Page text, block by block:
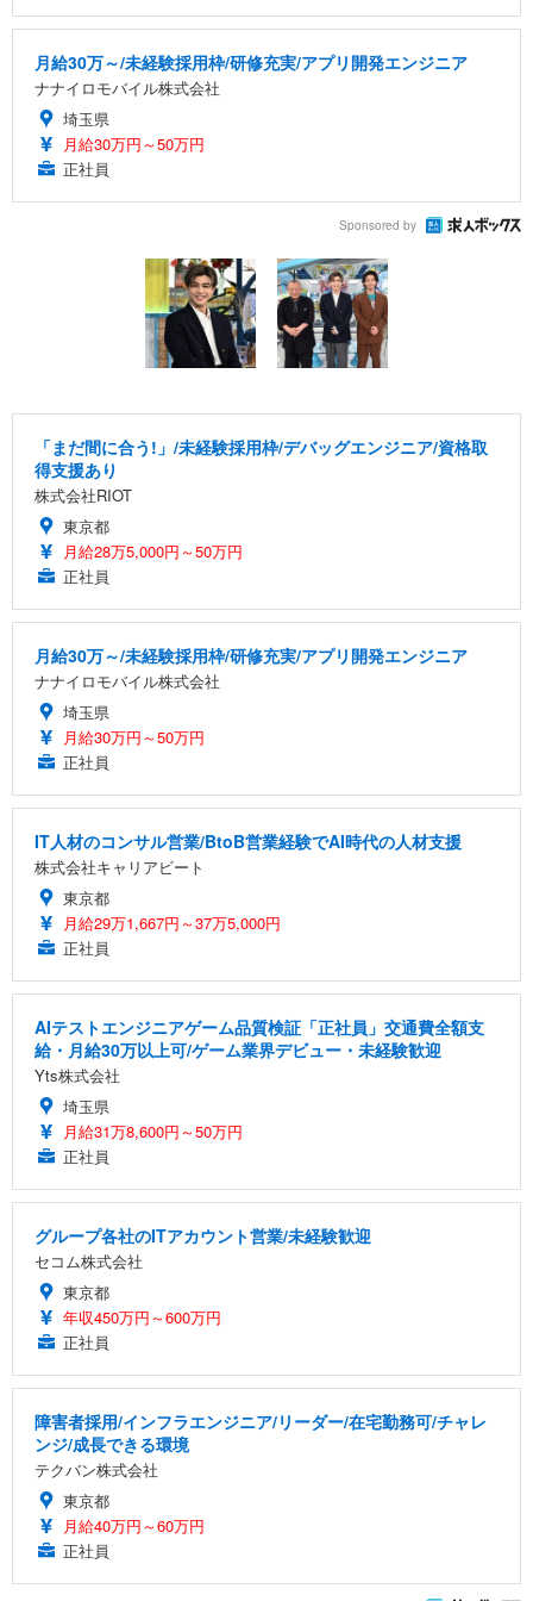
月給30万～/未経験採用枠/研修充実/アプリ開発エンジニア
ナナイロモバイル株式会社
埼玉県
月給30万円～50万円
正社員
Sponsored by
「まだ間に合う!」/未経験採用枠/デバッグエンジニア/資格取
得支援あり
株式会社RIOT
東京都
月給28万5,000円～50万円
正社員
月給30万～/未経験採用枠/研修充実/アプリ開発エンジニア
ナナイロモバイル株式会社
埼玉県
月給30万円～50万円
正社員
IT人材のコンサル営業/BtoB営業経験でAI時代の人材支援
株式会社キャリアビート
東京都
月給29万1,667円～37万5,000円
正社員
AIテストエンジニアゲーム品質検証「正社員」交通費全額支
給・月給30万以上可/ゲーム業界デビュー・未経験歓迎
Yts株式会社
埼玉県
月給31万8,600円～50万円
正社員
グループ各社のITアカウント営業/未経験歓迎
セコム株式会社
東京都
年収450万円～600万円
正社員
障害者採用/インフラエンジニア/リーダー/在宅勤務可/チャレ
ンジ/成長できる環境
テクバン株式会社
東京都
月給40万円～60万円
正社員